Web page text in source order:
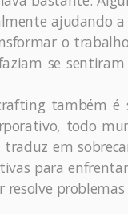
ajudando
o
se
também é
todo
em
para enfrentar